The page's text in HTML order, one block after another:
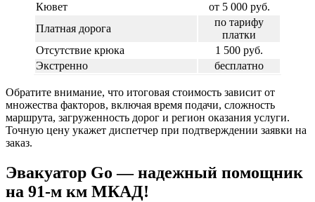
Кювет
от 5 000 руб.
Платная дорога
по тарифу
платки
Отсутствие крюка
1 500 руб.
Экстренно
бесплатно
Обратите внимание, что итоговая стоимость зависит от
множества факторов, включая время подачи, сложность
маршрута, загруженность дорог и регион оказания услуги.
Точную цену укажет диспетчер при подтверждении заявки на
заказ.
Эвакуатор Go — надежный помощник
на 91-м км МКАД!